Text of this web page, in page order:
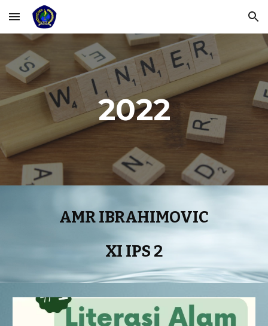
Skip to main content Skip to navigation
2022
AMR IBRAHIMOVIC
XI IPS 2